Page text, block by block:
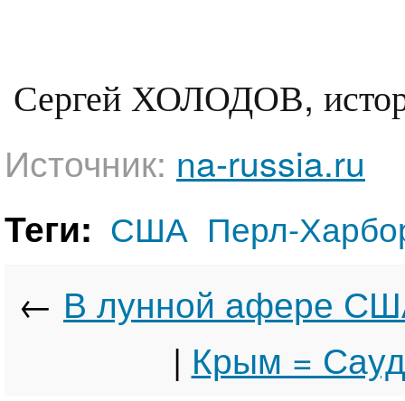
Сергей ХОЛОДОВ,
Источник: na-russia.ru
Теги: США Перл-
← В лунной афере
| Крым =